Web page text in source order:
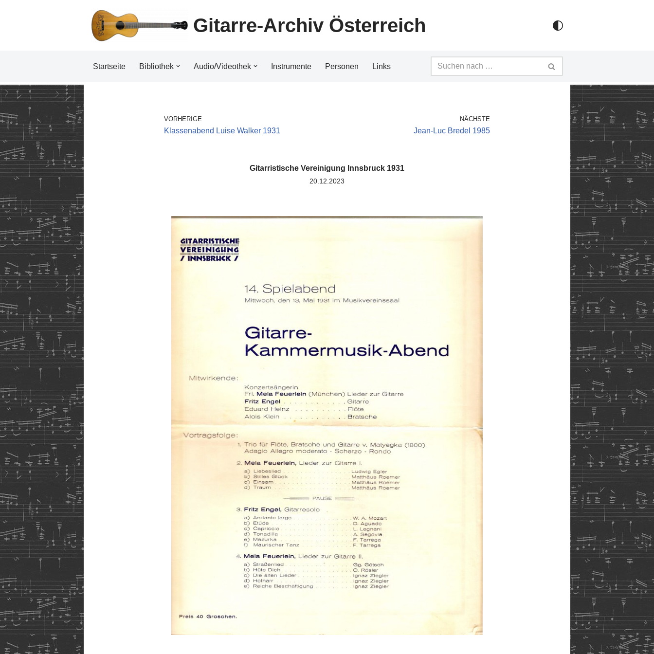
Gitarre-Archiv Österreich
Startseite Bibliothek Audio/Videothek Instrumente Personen Links
VORHERIGE
Klassenabend Luise Walker 1931
NÄCHSTE
Jean-Luc Bredel 1985
Gitarristische Vereinigung Innsbruck 1931
20.12.2023